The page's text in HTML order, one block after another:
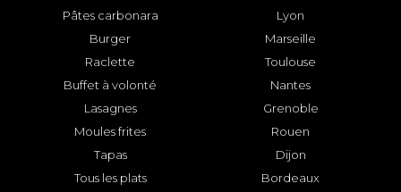
Pâtes carbonara
Burger
Raclette
Buffet à volonté
Lasagnes
Moules frites
Tapas
Tous les plats
Lyon
Marseille
Toulouse
Nantes
Grenoble
Rouen
Dijon
Bordeaux